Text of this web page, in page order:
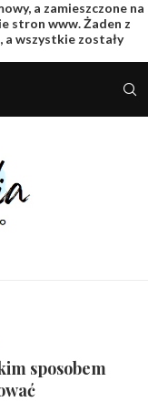
a zamieszczone na
stron www. Żaden z
wszystkie zostały
sposobem